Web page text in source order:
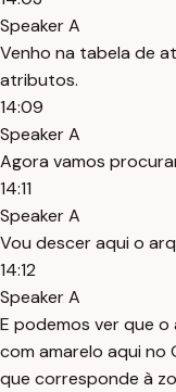
Speaker A
Venho na tabela de
atributos.
14:09
Speaker A
Agora vamos
14:11
Speaker A
Vou descer aqui o
14:12
Speaker A
E podemos ver que
com amarelo aqui no
que corresponde à